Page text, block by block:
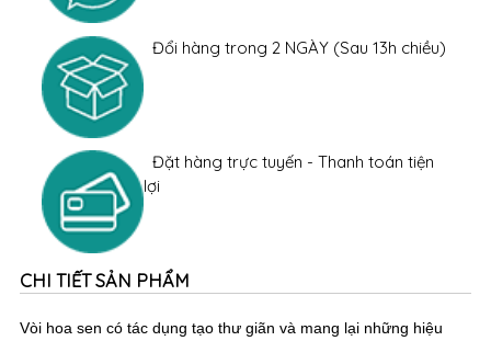
Đổi hàng trong 2 NGÀY (Sau 13h chiều)
Đặt hàng trực tuyến - Thanh toán tiện
lợi
CHI TIẾT SẢN PHẨM
Vòi hoa sen có tác dụng tạo thư giãn và mang lại những hiệu